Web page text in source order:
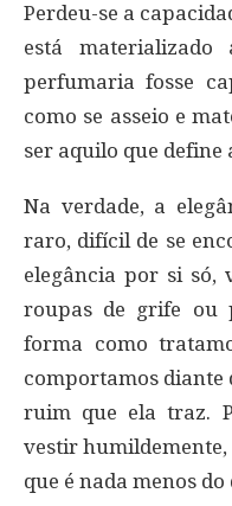
Perdeu-se a
está
perfumaria fosse
como se asseio e
ser aquilo que define
Na verdade, a
raro, difícil de se
elegância por si só,
roupas de grife ou
forma como
comportamos diante
ruim que ela traz.
vestir humildemente,
que é nada menos